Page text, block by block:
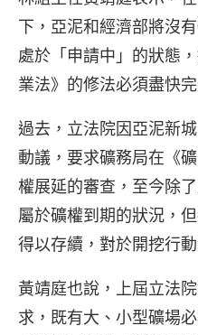
下，亞泥和經濟部將沒
處於「申請中」的狀態
業法》的修法必須盡快完
過去，立法院因亞泥新
動議，要求礦務局在《
權展延的審查，至今除
屬於礦權到期的狀況，
得以存續，對於開挖行
黃靖庭也說，上屆立法
求，既有大、小型礦場